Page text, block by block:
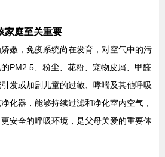
家庭至关重要
嫩，免疫系统尚在发育，对空气中的污
PM2.5、粉尘、花粉、宠物皮屑、甲醛
发或加剧儿童的过敏、哮喘及其他呼吸
化器，能够持续过滤和净化室内空气，
安全的呼吸环境，是父母关爱的重要体